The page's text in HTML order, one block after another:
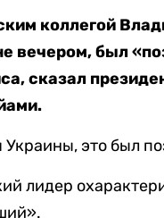
коллегой
вечером, был
сказал
Украины, это был
лидер